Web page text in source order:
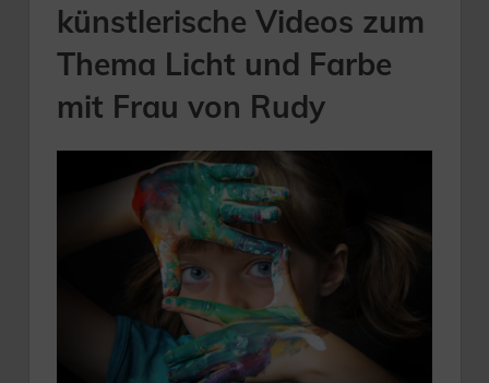
künstlerische Videos zum
Thema Licht und Farbe
mit Frau von Rudy